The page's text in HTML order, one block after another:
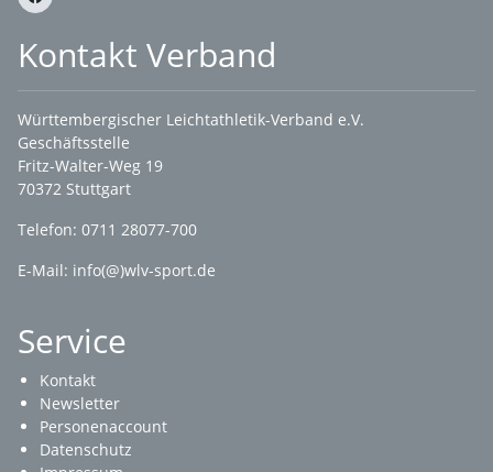
Kontakt Verband
Württembergischer Leichtathletik-Verband e.V.
Geschäftsstelle
Fritz-Walter-Weg 19
70372 Stuttgart
Telefon: 0711 28077-700
E-Mail: info(@)wlv-sport.de
Service
Kontakt
Newsletter
Personenaccount
Datenschutz